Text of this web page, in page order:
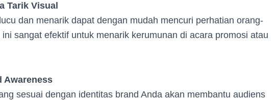
Tarik Visual
dan menarik dapat dengan mudah mencuri perhatian orang-
sangat efektif untuk menarik kerumunan di acara promosi atau
Awareness
sesuai dengan identitas brand Anda akan membantu audiens